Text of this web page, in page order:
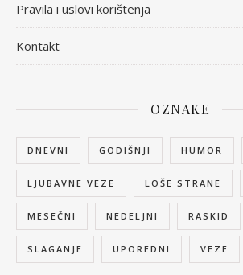
Pravila i uslovi korištenja
Kontakt
OZNAKE
DNEVNI GODIŠNJI HUMOR
LJUBAVNE VEZE LOŠE STRANE
MESEČNI NEDELJNI RASKID
SLAGANJE UPOREDNI VEZE